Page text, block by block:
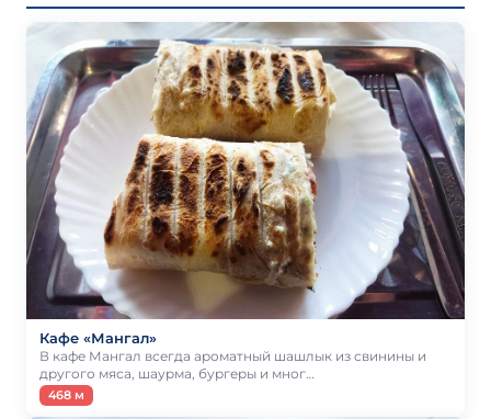
Кафе «Мангал»
В кафе Мангал всегда ароматный шашлык из свинины и
другого мяса, шаурма, бургеры и мног…
468 м